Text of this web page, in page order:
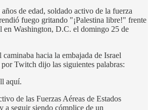
de edad, soldado activo de la fuerza
fuego gritando "¡Palestina libre!" frente
en Washington, D.C. el domingo 25 de
hacia la embajada de Israel
Twitch dijo las siguientes palabras:
aquí.
de las Fuerzas Aéreas de Estados
a seguir siendo cómplice de un